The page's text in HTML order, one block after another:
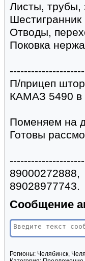
Листы, трубы,
Отводы,
Поковка
П/прицеп
КАМАЗ 5490 в
Поменяем на
Готовы
89000272888,
89028977743.
Сообщение
Регионы: Челябинск,